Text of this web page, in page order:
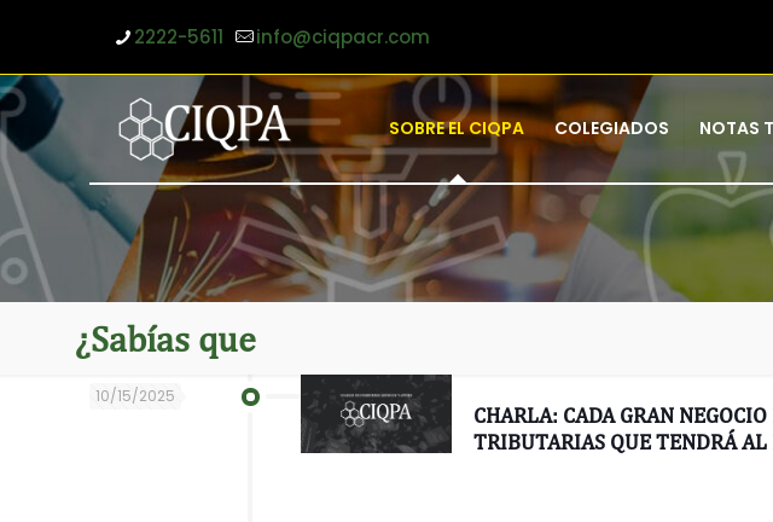
2222-5611 info@ciqpacr.com
SOBRE EL CIQPA COLEGIADOS NOTAS
¿Sabías que
10/15/2025
CHARLA: CADA GRAN
TRIBUTARIAS QUE TENDRÁ AL